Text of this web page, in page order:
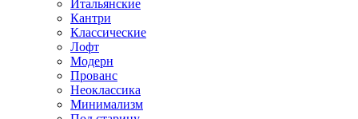
Итальянские
Кантри
Классические
Лофт
Модерн
Прованс
Неоклассика
Минимализм